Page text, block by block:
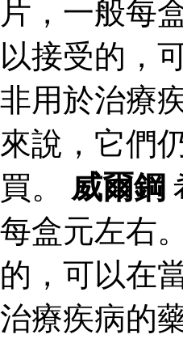
片，一般每
以接受的，
非用於治療
來說，它們
買。 威爾鋼
每盒元左右
的，可以在
治療疾病的